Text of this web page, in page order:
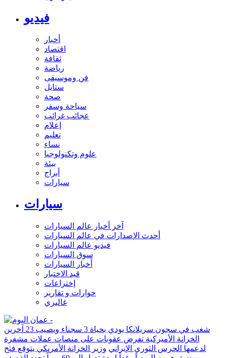
فيديو
أخبار
اقتصاد
ثقافة
رياضة
فن وموسيقى
ستايل
صحة
سياحة وسفر
عجائب غرائب
إعلام
تعليم
نساء
علوم وتكنولوجيا
بيئة
أبراج
سيارات
سيارات
آخر أخبار عالم السيارات
أحدث الإصدارات في عالم السيارات
فيديو عالم السيارات
سوق السيارات
أخبار السيارات
قيد الاختبار
إختراعات
حوارات و تقارير
غاليري
شغب في سجون سريلانكا يودي بحياة 3 سجناء ويصيب 23 آخرين
الخزانة الأميركية تفرض عقوبات على منصات عملات مشفرة
لدعمها الحرس الثوري الإيراني وزير الخزانة الأمريكي يتوقع فتح